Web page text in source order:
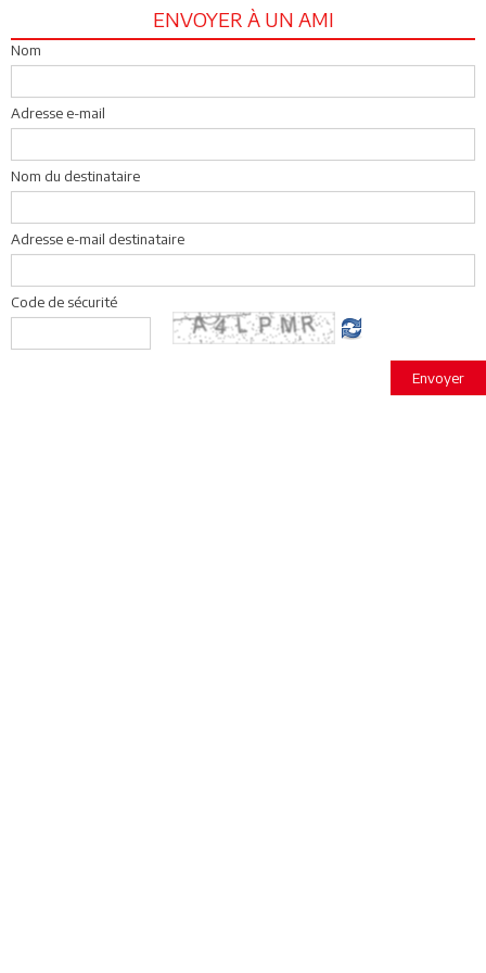
ENVOYER À UN AMI
Nom
Adresse e-mail
Nom du destinataire
Adresse e-mail destinataire
Code de sécurité
Envoyer